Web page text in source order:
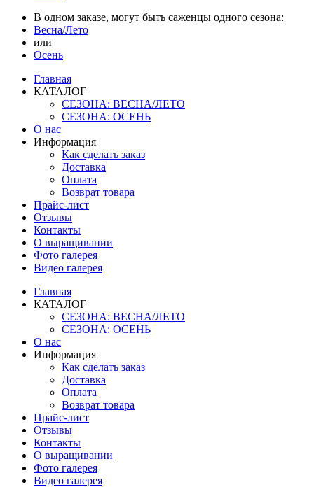
В одном заказе, могут быть саженцы одного сезона:
Весна/Лето
или
Осень
Главная
КАТАЛОГ
СЕЗОНА: ВЕСНА/ЛЕТО
СЕЗОНА: ОСЕНЬ
О нас
Информация
Как сделать заказ
Доставка
Оплата
Возврат товара
Прайс-лист
Отзывы
Контакты
О выращивании
Фото галерея
Видео галерея
Главная
КАТАЛОГ
СЕЗОНА: ВЕСНА/ЛЕТО
СЕЗОНА: ОСЕНЬ
О нас
Информация
Как сделать заказ
Доставка
Оплата
Возврат товара
Прайс-лист
Отзывы
Контакты
О выращивании
Фото галерея
Видео галерея